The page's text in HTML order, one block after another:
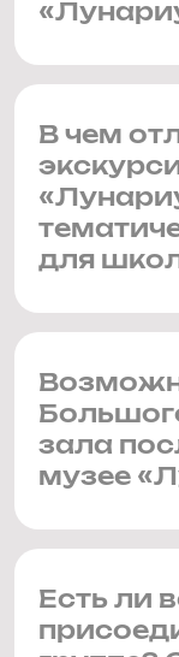
В чем
для
зала
музее
Есть ли